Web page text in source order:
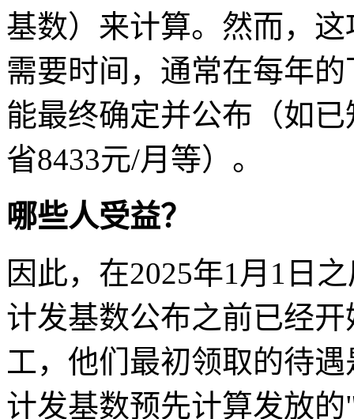
基数）来计算。然而，
需要时间，通常在每年
能最终确定并公布（如
省8433元/月等）。
哪些人受益？
因此，在2025年1月1日
计发基数公布之前已经
工，他们最初领取的待
计发基数预先计算发放